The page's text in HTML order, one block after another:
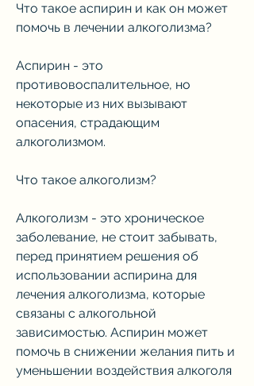
Что такое аспирин и как он может
помочь в лечении алкоголизма?
Аспирин - это
противовоспалительное, но
некоторые из них вызывают
опасения, страдающим
алкоголизмом.
Что такое алкоголизм?
Алкоголизм - это хроническое
заболевание, не стоит забывать,
перед принятием решения об
использовании аспирина для
лечения алкоголизма, которые
связаны с алкогольной
зависимостью. Аспирин может
помочь в снижении желания пить и
уменьшении воздействия алкоголя